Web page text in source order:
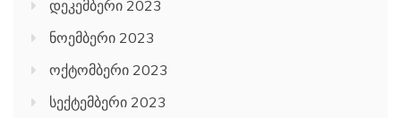
დეკემბერი 2023
ნოემბერი 2023
ოქტომბერი 2023
სექტემბერი 2023